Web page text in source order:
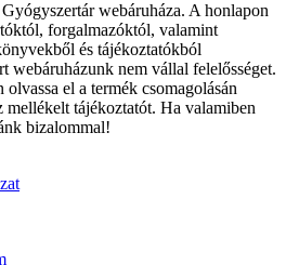
webáruháza. A honlapon
forgalmazóktól, valamint
és tájékoztatókból
webáruházunk nem vállal felelősséget.
el a termék csomagolásán
mellékelt tájékoztatót. Ha valamiben
bizalommal!